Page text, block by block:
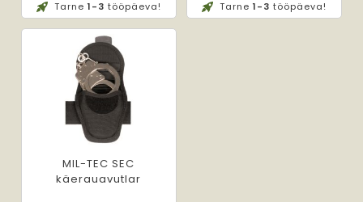
oli:
€3.20.
on:
Tarne 1-3 tööpäeva!
oli:
on:
Tarne 1-3 tööpäeva!
MIL-TEC SEC
käerauavutlar